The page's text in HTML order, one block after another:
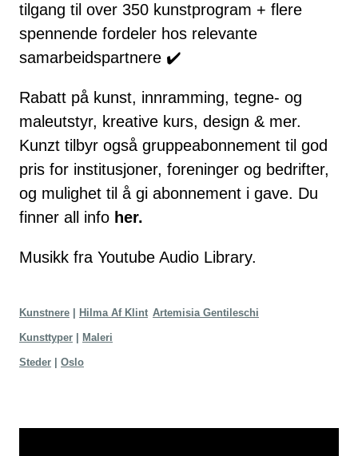
tilgang til over 350 kunstprogram + flere
spennende fordeler hos relevante
samarbeidspartnere ✔️
Rabatt på kunst, innramming, tegne- og
maleutstyr, kreative kurs, design & mer.
Kunzt tilbyr også gruppeabonnement til god
pris for institusjoner, foreninger og bedrifter,
og mulighet til å gi abonnement i gave. Du
finner all info her.
Musikk fra Youtube Audio Library.
Kunstnere Hilma Af Klint Artemisia Gentileschi
Kunsttyper Maleri
Steder Oslo